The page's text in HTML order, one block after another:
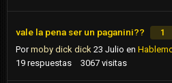
vale la pena ser un paganini?? 1
Pormoby dick dick 23 Julio en
19 respuestas 3067 visitas